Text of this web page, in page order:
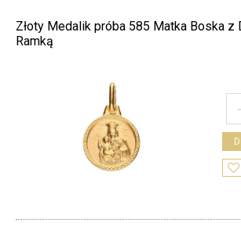
Złoty Medalik próba 585 Matka Boska
Ramką
